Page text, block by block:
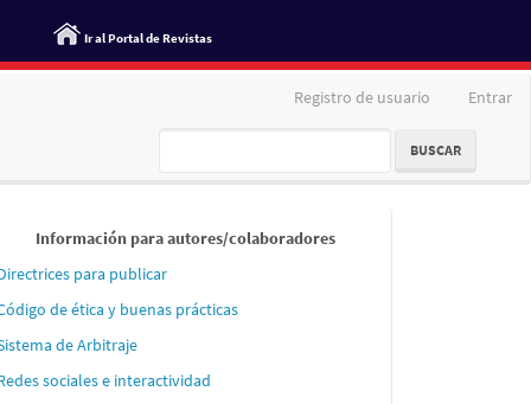
Ir al Portal de Revistas
Registro de usuario Entrar
BUSCAR
Información para autores/colaboradores
para publicar
de ética y buenas prácticas
de Arbitraje
sociales e interactividad